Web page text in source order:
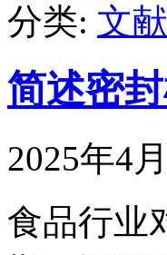
分类: 文献
简述密
2025年4
食品行业